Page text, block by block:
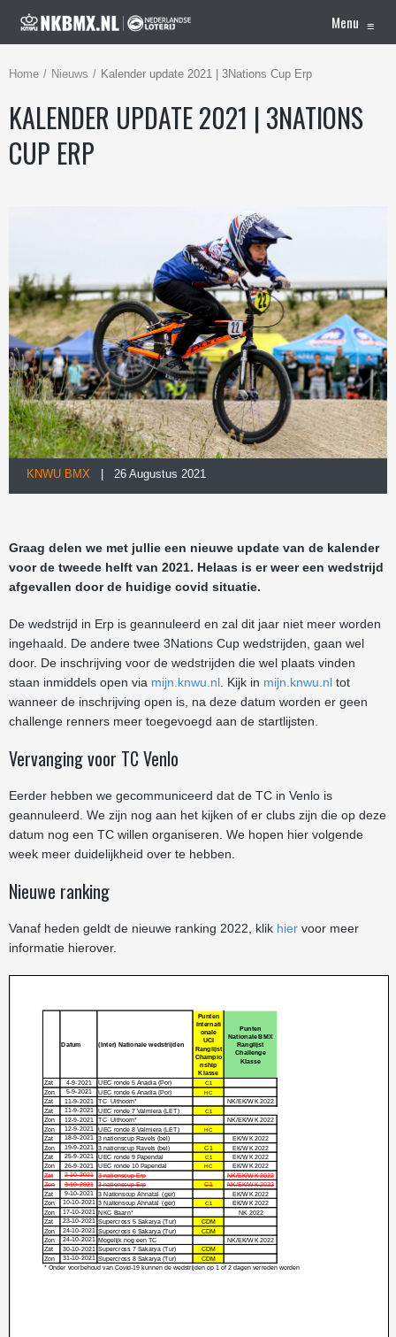
Menu ≡
Home Nieuws Kalender update 2021 | 3Nations Cup Erp
KALENDER UPDATE 2021 | 3NATIONS
CUP ERP
KNWU BMX | 26 Augustus 2021
Graag delen we met jullie een nieuwe update van de kalender
voor de tweede helft van 2021. Helaas is er weer een wedstrijd
afgevallen door de huidige covid situatie.
De wedstrijd in Erp is geannuleerd en zal dit jaar niet meer worden
ingehaald. De andere twee 3Nations Cup wedstrijden, gaan wel
door. De inschrijving voor de wedstrijden die wel plaats vinden
staan inmiddels open via mijn.knwu.nl . Kijk in mijn.knwu.nl tot
wanneer de inschrijving open is, na deze datum worden er geen
challenge renners meer toegevoegd aan de startlijsten.
Vervanging voor TC Venlo
Eerder hebben we gecommuniceerd dat de TC in Venlo is
geannuleerd. We zijn nog aan het kijken of er clubs zijn die op deze
datum nog een TC willen organiseren. We hopen hier volgende
week meer duidelijkheid over te hebben.
Nieuwe ranking
Vanaf heden geldt de nieuwe ranking 2022, klik hier voor meer
informatie hierover.